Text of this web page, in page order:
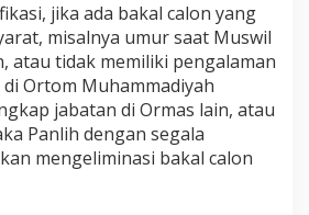
jika ada bakal calon yang
misalnya umur saat Muswil
atau tidak memiliki pengalaman
Ortom Muhammadiyah
jabatan di Ormas lain, atau
Panlih dengan segala
mengeliminasi bakal calon